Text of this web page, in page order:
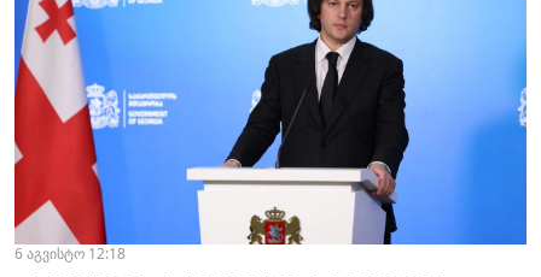
6 აგვისტო 12:18